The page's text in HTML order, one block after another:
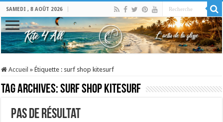
SAMEDI , 8 AOÛT 2026
Accueil » Étiquette : surf shop kitesurf
Tag Archives:surf shop kitesurf
Pas de résultat